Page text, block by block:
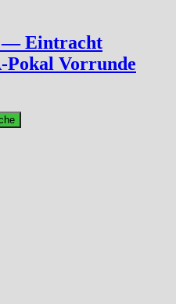
— Eintracht
Vorrunde